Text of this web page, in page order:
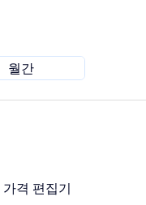
월간
격 편집기